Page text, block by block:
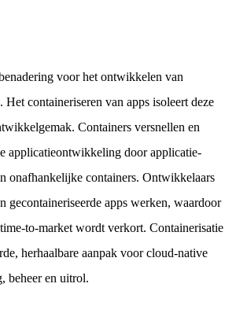
voor het ontwikkelen van
containeriseren van apps isoleert deze
Containers versnellen en
applicatieontwikkeling door applicatie-
onafhankelijke containers. Ontwikkelaars
gecontaineriseerde apps werken, waardoor
to-market wordt verkort. Containerisatie
herhaalbare aanpak voor cloud-native
beheer en uitrol.